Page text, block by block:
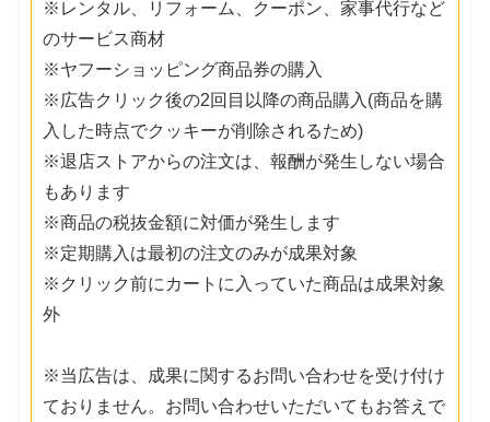
※レンタル、リフォーム、クーポン、家事代行など
のサービス商材
※ヤフーショッピング商品券の購入
※広告クリック後の2回目以降の商品購入(商品を購
入した時点でクッキーが削除されるため)
※退店ストアからの注文は、報酬が発生しない場合
もあります
※商品の税抜金額に対価が発生します
※定期購入は最初の注文のみが成果対象
※クリック前にカートに入っていた商品は成果対象
外
※当広告は、成果に関するお問い合わせを受け付け
ておりません。お問い合わせいただいてもお答えで